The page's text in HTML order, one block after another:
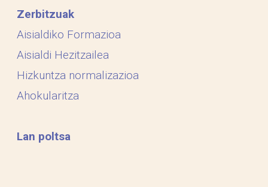
Zerbitzuak
Aisialdiko Formazioa
Aisialdi Hezitzailea
Hizkuntza normalizazioa
Ahokularitza
Lan poltsa